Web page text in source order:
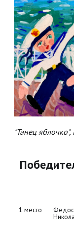
"Танец
1 место